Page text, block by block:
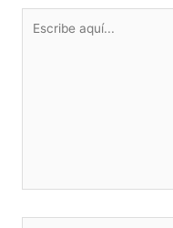
aquí...